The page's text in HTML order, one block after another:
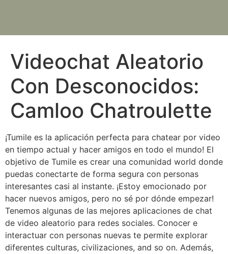
Videochat Aleatorio
Con Desconocidos:
Camloo Chatroulette
¡Tumile es la aplicación perfecta para chatear por video
en tiempo actual y hacer amigos en todo el mundo! El
objetivo de Tumile es crear una comunidad world donde
puedas conectarte de forma segura con personas
interesantes casi al instante. ¡Estoy emocionado por
hacer nuevos amigos, pero no sé por dónde empezar!
Tenemos algunas de las mejores aplicaciones de chat
de video aleatorio para redes sociales. Conocer e
interactuar con personas nuevas te permite explorar
diferentes culturas, civilizaciones, and so on. Además,